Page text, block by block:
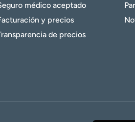
médico aceptado
y precios
de precios